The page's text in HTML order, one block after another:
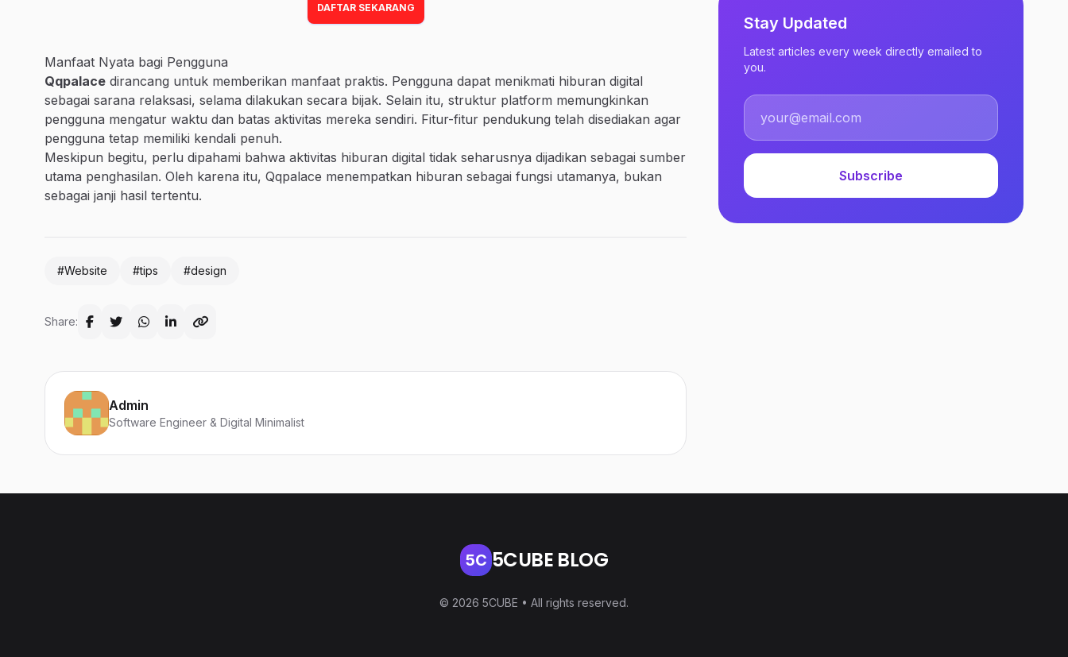
DAFTAR SEKARANG
Manfaat Nyata bagi Pengguna
Qqpalace dirancang untuk memberikan manfaat praktis. Pengguna dapat menikmati hiburan digital
sebagai sarana relaksasi, selama dilakukan secara bijak. Selain itu, struktur platform memungkinkan
pengguna mengatur waktu dan batas aktivitas mereka sendiri. Fitur-fitur pendukung telah disediakan agar
pengguna tetap memiliki kendali penuh.
Meskipun begitu, perlu dipahami bahwa aktivitas hiburan digital tidak seharusnya dijadikan sebagai sumber
utama penghasilan. Oleh karena itu, Qqpalace menempatkan hiburan sebagai fungsi utamanya, bukan
sebagai janji hasil tertentu.
#Website #tips #design
Share:
Admin
Software Engineer & Digital Minimalist
Stay Updated
Latest articles every week directly emailed to
you.
Subscribe
5C 5CUBE BLOG
© 2026 5CUBE • All rights reserved.